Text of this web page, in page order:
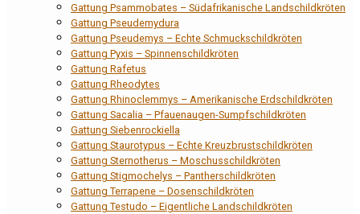
Gattung Psammobates – Südafrikanische Landschildkröten
Gattung Pseudemydura
Gattung Pseudemys – Echte Schmuckschildkröten
Gattung Pyxis – Spinnenschildkröten
Gattung Rafetus
Gattung Rheodytes
Gattung Rhinoclemmys – Amerikanische Erdschildkröten
Gattung Sacalia – Pfauenaugen-Sumpfschildkröten
Gattung Siebenrockiella
Gattung Staurotypus – Echte Kreuzbrustschildkröten
Gattung Sternotherus – Moschusschildkröten
Gattung Stigmochelys – Pantherschildkröten
Gattung Terrapene – Dosenschildkröten
Gattung Testudo – Eigentliche Landschildkröten